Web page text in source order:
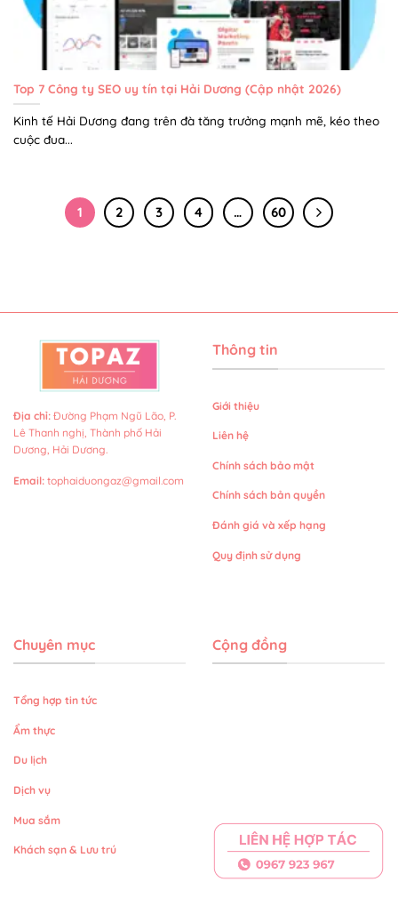
Top 7 Công ty SEO uy tín tại Hải Dương (Cập nhật 2026)
Kinh tế Hải Dương đang trên đà tăng trưởng mạnh mẽ, kéo theo
cuộc đua...
1 2 3 4 … 60
Địa chỉ: Đường Phạm Ngũ Lão, P.
Lê Thanh nghị, Thành phố Hải
Dương, Hải Dương.
Email: tophaiduongaz@gmail.com
Thông tin
Giới thiệu
Liên hệ
Chính sách bảo mật
Chính sách bản quyền
Đánh giá và xếp hạng
Quy định sử dụng
Chuyên mục
Tổng hợp tin tức
Ẩm thực
Du lịch
Dịch vụ
Mua sắm
Khách sạn & Lưu trú
Cộng đồng